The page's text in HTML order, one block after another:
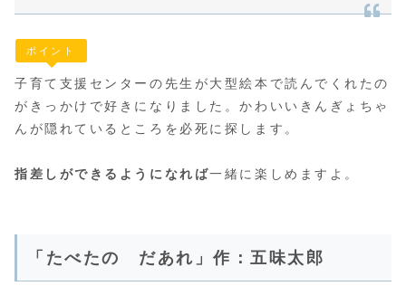
ポイント
子育て支援センターの先生が大型絵本で読んでくれたの
がきっかけで好きになりました。かわいいきんぎょちゃ
んが隠れているところを必死に探します。
指差しができるようになれば一緒に楽しめますよ。
「たべたの だあれ」作：五味太郎